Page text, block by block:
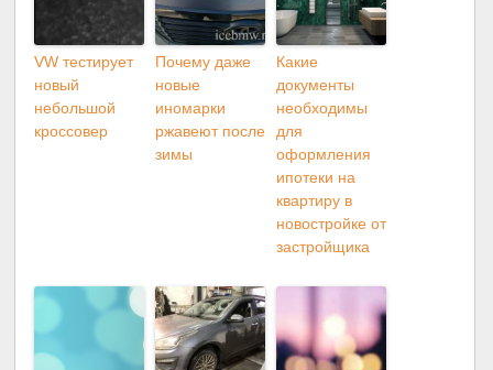
VW тестирует
новый
небольшой
кроссовер
Почему даже
новые
иномарки
ржавеют после
зимы
Какие
документы
необходимы
для
оформления
ипотеки на
квартиру в
новостройке от
застройщика